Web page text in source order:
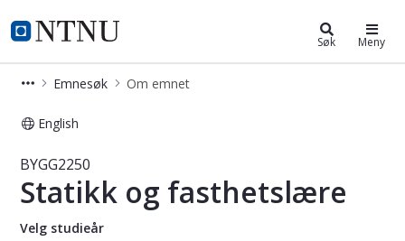
NTNU Hjemmeside
Studier Søk Meny
Emnesøk Om emnet
English
Emne - Statikk og fasthetslære -
BYGG2250
Statikk og fasthetslære
Velg studieår